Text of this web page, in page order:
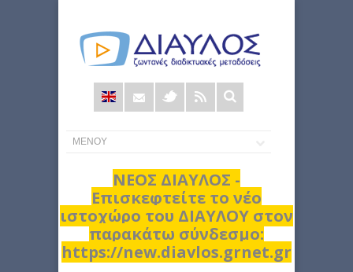
Φόρμα
αναζήτησης
ΝΕΟΣ ΔΙΑΥΛΟΣ -
Επισκεφτείτε το νέο
ιστοχώρο του ΔΙΑΥΛΟΥ στον
παρακάτω σύνδεσμο:
https://new.diavlos.grnet.gr